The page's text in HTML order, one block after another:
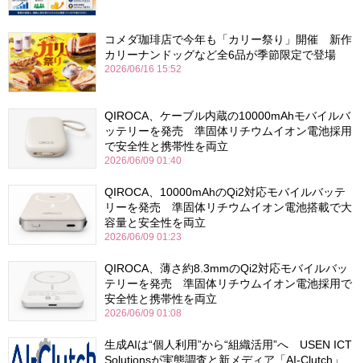
コメダ珈琲店で今年も「カリー祭り」開催 新作
カリーナンドッグなど全6品が季節限定で登場
2026/06/16 15:52
QIROCA、ケーブル内蔵の10000mAhモバイルバ
ッテリーを発売 準固体リチウムイオン電池採用
で安全性と携帯性を両立
2026/06/09 01:40
QIROCA、10000mAhのQi2対応モバイルバッテ
リーを発売 準固体リチウムイオン電池搭載で大
容量と安全性を両立
2026/06/09 01:23
QIROCA、薄さ約8.3mmのQi2対応モバイルバッ
テリーを発売 準固体リチウムイオン電池採用で
安全性と携帯性を両立
2026/06/09 01:08
生成AIは“個人利用”から“組織活用”へ USEN ICT
Solutionsが実態調査と新メディア「AI-Clutch」